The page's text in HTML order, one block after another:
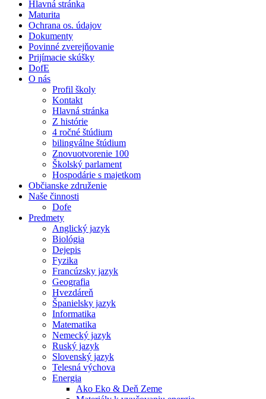
Hlavná stránka
Maturita
Ochrana os. údajov
Dokumenty
Povinné zverejňovanie
Prijímacie skúšky
DofE
O nás
Profil školy
Kontakt
Hlavná stránka
Z histórie
4 ročné štúdium
bilingválne štúdium
Znovuotvorenie 100
Školský parlament
Hospodárie s majetkom
Občianske združenie
Naše činnosti
Dofe
Predmety
Anglický jazyk
Biológia
Dejepis
Fyzika
Francúzsky jazyk
Geografia
Hvezdáreň
Španielsky jazyk
Informatika
Matematika
Nemecký jazyk
Ruský jazyk
Slovenský jazyk
Telesná výchova
Energia
Ako Eko & Deň Zeme